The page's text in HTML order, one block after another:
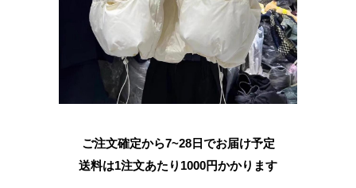
ご注文確定から7~28日でお届け予定
送料は1注文あたり 1000円かかります